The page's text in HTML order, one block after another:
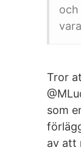
och
Tror
som
av att